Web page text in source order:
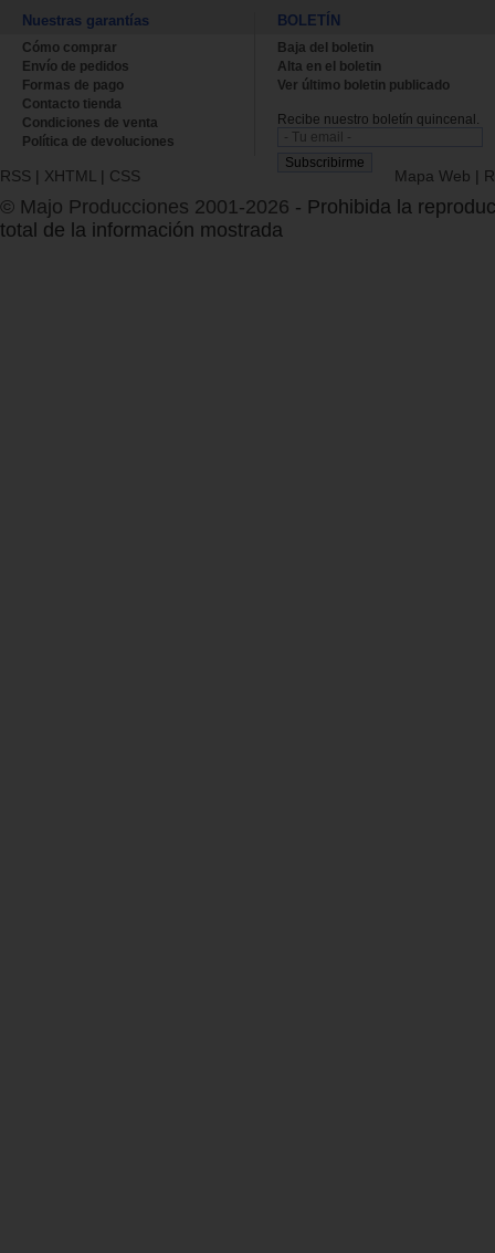
Nuestras garantías
Cómo comprar
Envío de pedidos
Formas de pago
Contacto tienda
Condiciones de venta
Política de devoluciones
BOLETÍN
Baja del boletin
Alta en el boletin
Ver último boletin publicado
Recibe nuestro boletín quincenal.
RSS | XHTML | CSS Mapa Web |
© Majo Producciones 2001-2026 - Prohibida la
total de la información mostrada